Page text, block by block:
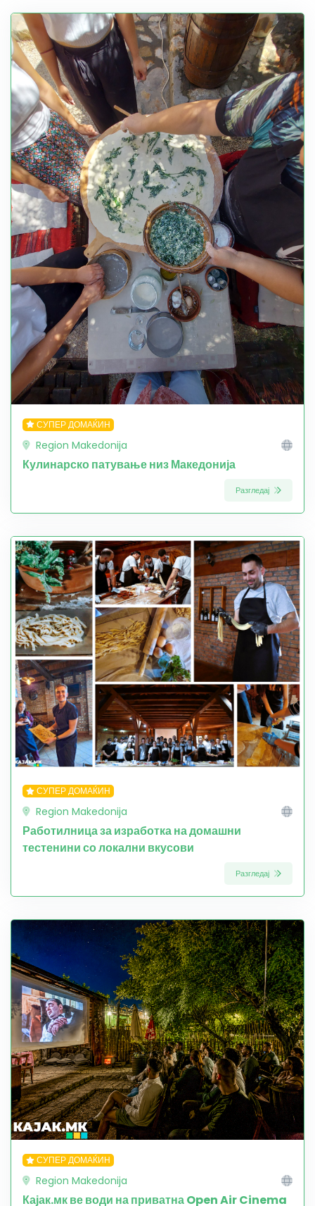
СУПЕР ДОМАЌИН
Region Makedonija
Кулинарско патување низ Македонија
Разгледај
СУПЕР ДОМАЌИН
Region Makedonija
Работилница за изработка на домашни
тестенини со локални вкусови
Разгледај
СУПЕР ДОМАЌИН
Region Makedonija
Кајак.мк ве води на приватна Open Air Cinema